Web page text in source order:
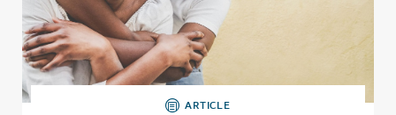
ARTICLE